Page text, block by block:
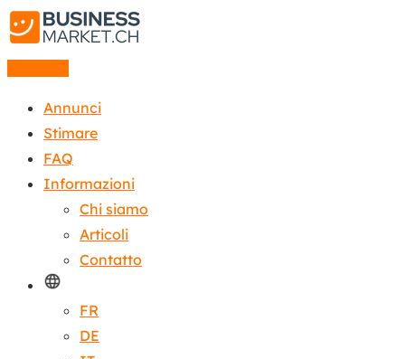
Annunci
Stimare
FAQ
Informazioni
Chi siamo
Articoli
Contatto
FR
DE